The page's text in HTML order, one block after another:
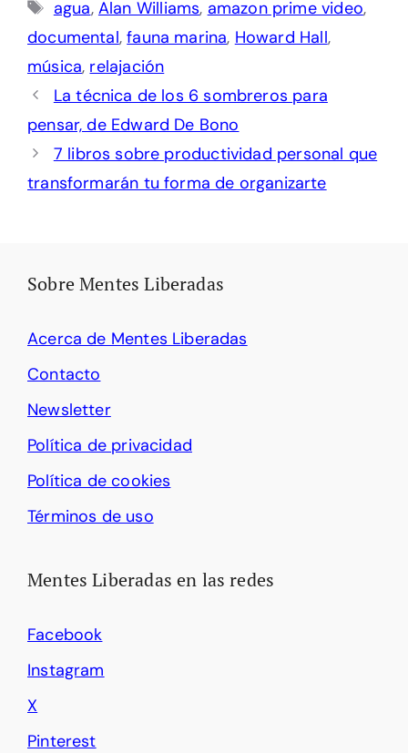
Etiquetas
agua, Alan Williams, amazon prime video,
documental,fauna marina, Howard Hall,
música, relajación
La técnica de los 6 sombreros para
pensar, de Edward De Bono
7 libros sobre productividad personal que
transformarán tu forma de organizarte
Sobre Mentes Liberadas
Acerca de Mentes Liberadas
Contacto
Newsletter
Política de privacidad
Política de cookies
Términos de uso
Mentes Liberadas en las redes
Facebook
Instagram
X
Pinterest